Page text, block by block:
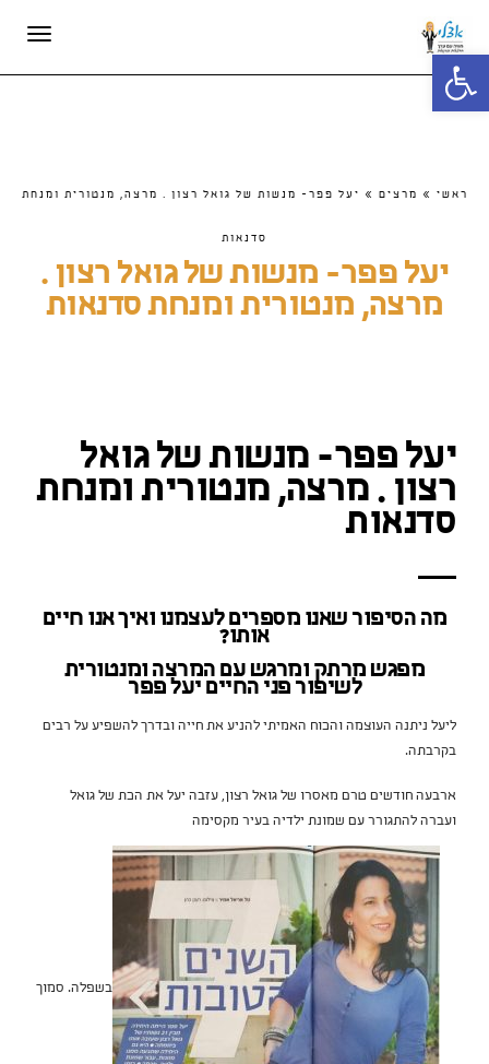
פתח סרגל נגישות
ראשי » מרצים » יעל פפר- מנשות של גואל רצון . מרצה, מנטורית ומנחת
סדנאות
יעל פפר- מנשות של גואל רצון .
מרצה, מנטורית ומנחת סדנאות
יעל פפר- מנשות של גואל
רצון . מרצה, מנטורית ומנחת
סדנאות
מה הסיפור שאנו מספרים לעצמנו ואיך אנו חיים
אותו?
מפגש מרתק ומרגש עם המרצה ומנטורית
לשיפור פני החיים יעל פפר
ליעל ניתנה העוצמה והכוח האמיתי להניע את חייה ובדרך להשפיע על רבים
בקרבתה.
ארבעה חודשים טרם מאסרו של גואל רצון, עזבה יעל את הכת של גואל
ועברה להתגורר עם שמונת ילדיה בעיר מקסימה
בשפלה. סמוך